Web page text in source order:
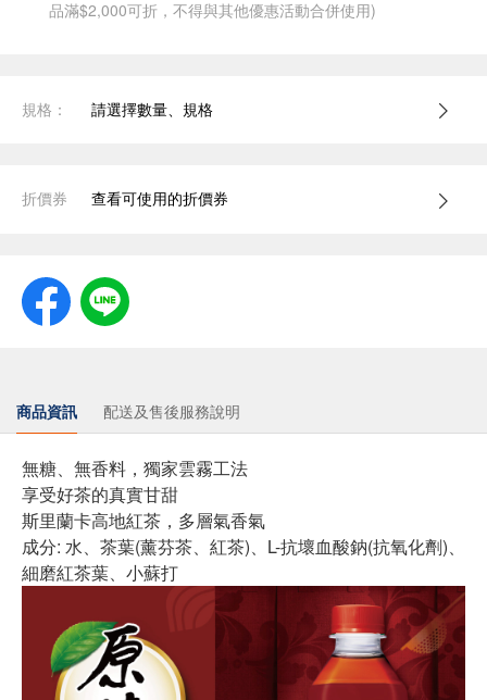
品滿$2,000可折，不得與其他優惠活動合併使用)
規格： 請選擇數量、規格
折價券 查看可使用的折價券
商品資訊 配送及售後服務說明
無糖、無香料，獨家雲霧工法
享受好茶的真實甘甜
斯里蘭卡高地紅茶，多層氣香氣
成分: 水、茶葉(薰芬茶、紅茶)、L-抗壞血酸鈉(抗氧化劑)、
細磨紅茶葉、小蘇打